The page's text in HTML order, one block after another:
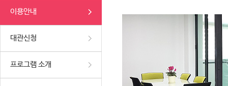
이용안내
대관신청
프로그램 소개